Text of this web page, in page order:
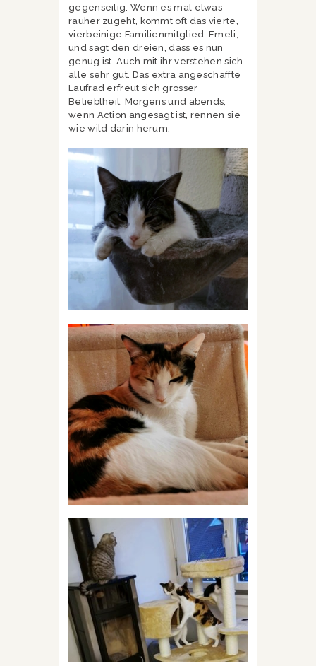
gegenseitig. Wenn es mal etwas
rauher zugeht, kommt oft das vierte,
vierbeinige Familienmitglied, Emeli,
und sagt den dreien, dass es nun
genug ist. Auch mit ihr verstehen sich
alle sehr gut. Das extra angeschaffte
Laufrad erfreut sich grosser
Beliebtheit. Morgens und abends,
wenn Action angesagt ist, rennen sie
wie wild darin herum.